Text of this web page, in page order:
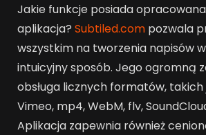
Jakie funkcje posiada
aplikacja? Subtiled.com pozwala
wszystkim na tworzenia napisów
intuicyjny sposób. Jego ogromną
obsługa licznych formatów, takich
Vimeo, mp4, WebM, flv,
Aplikacja zapewnia również